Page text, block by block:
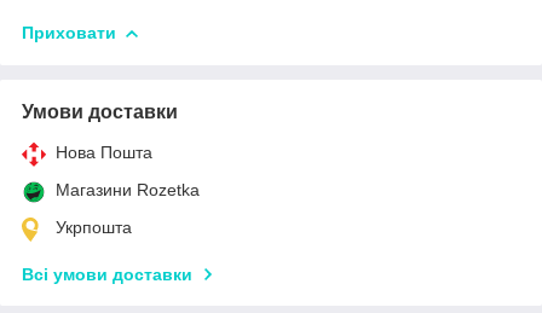
Приховати
Умови доставки
Нова Пошта
Магазини Rozetka
Укрпошта
Всі умови доставки